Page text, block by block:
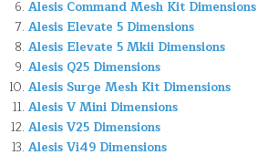
Alesis Command Mesh Kit Dimensions
Alesis Elevate 5 Dimensions
Alesis Elevate 5 Mkii Dimensions
Alesis Q25 Dimensions
Alesis Surge Mesh Kit Dimensions
Alesis V Mini Dimensions
Alesis V25 Dimensions
Alesis Vi49 Dimensions